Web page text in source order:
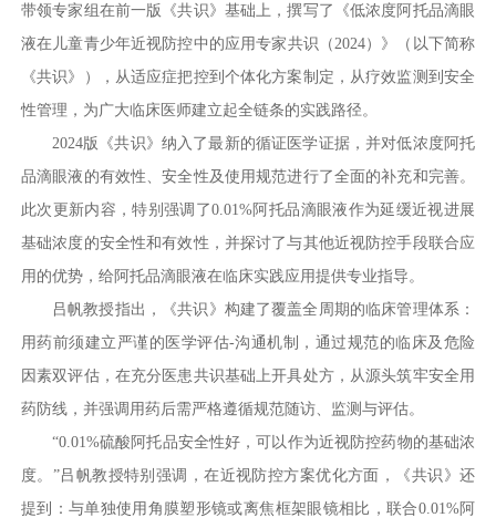
带领专家组在前一版《共识》基础上，撰写了《低浓度阿托品滴眼
液在儿童青少年近视防控中的应用专家共识（2024）》（以下简称
《共识》），从适应症把控到个体化方案制定，从疗效监测到安全
性管理，为广大临床医师建立起全链条的实践路径。
2024版《共识》纳入了最新的循证医学证据，并对低浓度阿托
品滴眼液的有效性、安全性及使用规范进行了全面的补充和完善。
此次更新内容，特别强调了0.01%阿托品滴眼液作为延缓近视进展
基础浓度的安全性和有效性，并探讨了与其他近视防控手段联合应
用的优势，给阿托品滴眼液在临床实践应用提供专业指导。
吕帆教授指出，《共识》构建了覆盖全周期的临床管理体系：
用药前须建立严谨的医学评估-沟通机制，通过规范的临床及危险
因素双评估，在充分医患共识基础上开具处方，从源头筑牢安全用
药防线，并强调用药后需严格遵循规范随访、监测与评估。
“0.01%硫酸阿托品安全性好，可以作为近视防控药物的基础浓
度。”吕帆教授特别强调，在近视防控方案优化方面，《共识》还
提到：与单独使用角膜塑形镜或离焦框架眼镜相比，联合0.01%阿